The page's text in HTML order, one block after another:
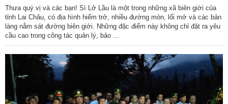
Thưa quý vị và các bạn! Sì Lở Lầu là một trong những xã biên giới của
tỉnh Lai Châu, có địa hình hiểm trở, nhiều đường mòn, lối mở và các bản
làng nằm sát đường biên giới. Những đặc điểm này không chỉ đặt ra yêu
cầu cao trong công tác quản lý, bảo ...